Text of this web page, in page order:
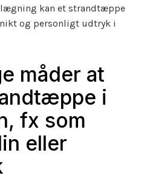
kan et strandtæppe
og personligt udtryk i
måder at
i
fx som
eller